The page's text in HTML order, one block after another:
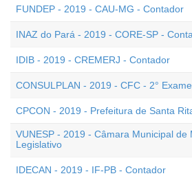
FUNDEP - 2019 - CAU-MG - Contador
INAZ do Pará - 2019 - CORE-SP -
IDIB - 2019 - CREMERJ - Contador
CONSULPLAN - 2019 - CFC - 2°
CPCON - 2019 - Prefeitura de Santa
VUNESP - 2019 - Câmara Municipal de
Legislativo
IDECAN - 2019 - IF-PB - Contador